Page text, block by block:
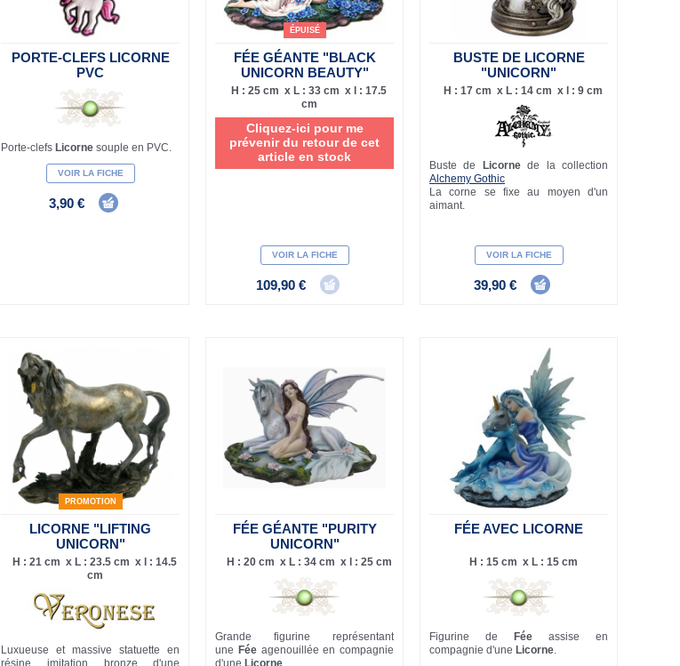
PORTE-CLEFS LICORNE
PVC
Porte-clefsLicorne souple en PVC.
VOIR LA FICHE
3,90 €
ÉPUISÉ
FÉE GÉANTE "BLACK
UNICORN BEAUTY"
H : 25 cm x L : 33 cm x l : 17.5
cm
Cliquez-ici pour me
prévenir du retour de cet
article en stock
VOIR LA FICHE
109,90 €
BUSTE DE LICORNE
"UNICORN"
H : 17 cm x L : 14 cm x l : 9 cm
Buste de Licornede la collection
Alchemy Gothic
La corne se fixe au moyen d'un
aimant.
VOIR LA FICHE
39,90 €
PROMOTION
LICORNE "LIFTING
UNICORN"
H : 21 cm x L : 23.5 cm x l : 14.5
cm
Luxueuse et massive statuette en
FÉE GÉANTE "PURITY
UNICORN"
H : 20 cm x L : 34 cm x l : 25 cm
Grande figurine représentant
une Fée agenouillée en compagnie
FÉE AVEC LICORNE
H : 15 cm x L : 15 cm
Figurine de Fée assise en
compagnie d'une Licorne.